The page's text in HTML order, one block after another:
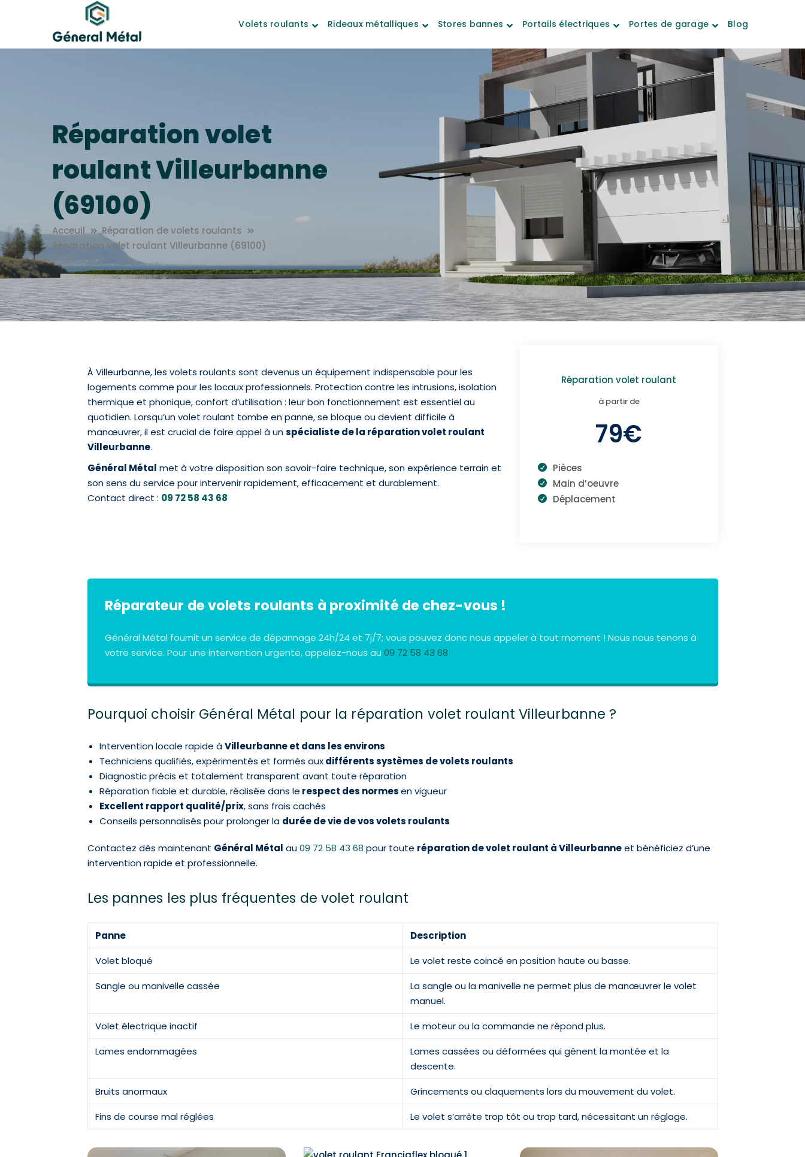
Volets roulants Rideaux métalliques Stores bannes Portails électriques Portes de garage Blog
Réparation volet
roulant Villeurbanne
(69100)
Acceuil
Réparation de volets roulants
Réparation volet roulant Villeurbanne (69100)
À Villeurbanne, les volets roulants sont devenus un équipement indispensable pour les
logements comme pour les locaux professionnels. Protection contre les intrusions, isolation
thermique et phonique, confort d’utilisation : leur bon fonctionnement est essentiel au
quotidien. Lorsqu’un volet roulant tombe en panne, se bloque ou devient difficile à
manœuvrer, il est crucial de faire appel à unspécialiste de la réparation volet roulant
Villeurbanne.
Général Métal met à votre disposition son savoir-faire technique, son expérience terrain et
son sens du service pour intervenir rapidement, efficacement et durablement.
Contact direct : 09 72 58 43 68
Réparation volet roulant
à partir de
79€
Pièces
Main d’oeuvre
Déplacement
Réparateur de volets roulants à proximité de chez-vous !
Général Métal fournit un service de dépannage 24h/24 et 7j/7; vous pouvez donc nous appeler à tout moment ! Nous nous tenons à
votre service. Pour une intervention urgente, appelez-nous au 09 72 58 43 68
Pourquoi choisir Général Métal pour la réparation volet roulant Villeurbanne ?
Intervention locale rapide àVilleurbanne et dans les environs
Techniciens qualifiés, expérimentés et formés auxdifférents systèmes de volets roulants
Diagnostic précis et totalement transparent avant toute réparation
Réparation fiable et durable, réalisée dans le respect des normesen vigueur
Excellent rapport qualité/prix, sans frais cachés
Conseils personnalisés pour prolonger la durée de vie de vos volets roulants
Contactez dès maintenant Général Métal au09 72 58 43 68 pour toute réparation de volet roulant à Villeurbanneet bénéficiez d’une
intervention rapide et professionnelle.
Les pannes les plus fréquentes de volet roulant
Panne
Description
Volet bloqué
Le volet reste coincé en position haute ou basse.
Sangle ou manivelle cassée
La sangle ou la manivelle ne permet plus de manœuvrer le volet
manuel.
Volet électrique inactif
Le moteur ou la commande ne répond plus.
Lames endommagées
Lames cassées ou déformées qui gênent la montée et la
descente.
Bruits anormaux
Grincements ou claquements lors du mouvement du volet.
Fins de course mal réglées
Le volet s’arrête trop tôt ou trop tard, nécessitant un réglage.